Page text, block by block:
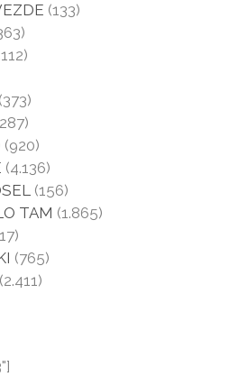
(133)
(373)
(920)
(4.136)
(156)
TAM (1.865)
(765)
(2.411)